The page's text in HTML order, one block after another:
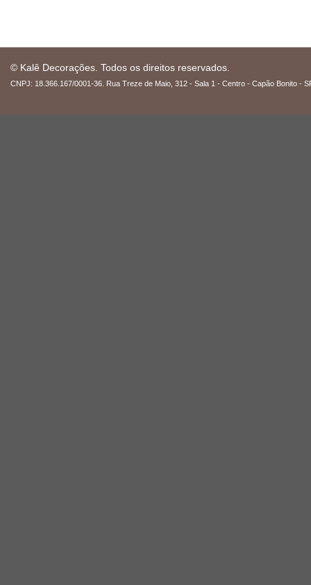
© Kalê Decorações. Todos os direitos reservados.
CNPJ: 18.366.167/0001-36. Rua Treze de Maio, 312 - Sala 1 - Centro - Capão Bonito -